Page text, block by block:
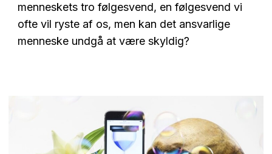
menneskets tro følgesvend, en følgesvend vi
ofte vil ryste af os, men kan det ansvarlige
menneske undgå at være skyldig?